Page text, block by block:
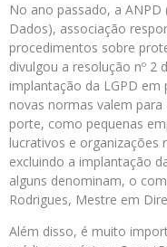
No ano passado, a
Dados), associação
procedimentos sobre
divulgou a resolução nº 2
implantação da LGPD em
novas normas valem
porte, como pequenas
lucrativos e organizações
excluindo a implantação
alguns denominam, o
Rodrigues, Mestre em
Além disso, é muito